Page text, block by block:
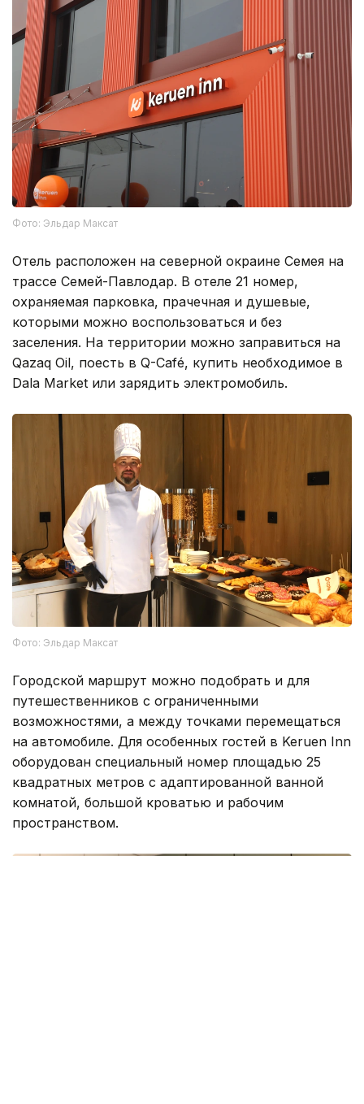
Фото: Эльдар Максат
Отель расположен на северной окраине Семея на
трассе Семей-Павлодар. В отеле 21 номер,
охраняемая парковка, прачечная и душевые,
которыми можно воспользоваться и без
заселения. На территории можно заправиться на
Qazaq Oil, поесть в Q-Café, купить необходимое в
Dala Market или зарядить электромобиль.
Фото: Эльдар Максат
Городской маршрут можно подобрать и для
путешественников с ограниченными
возможностями, а между точками перемещаться
на автомобиле. Для особенных гостей в Keruen Inn
оборудован специальный номер площадью 25
квадратных метров с адаптированной ванной
комнатой, большой кроватью и рабочим
пространством.